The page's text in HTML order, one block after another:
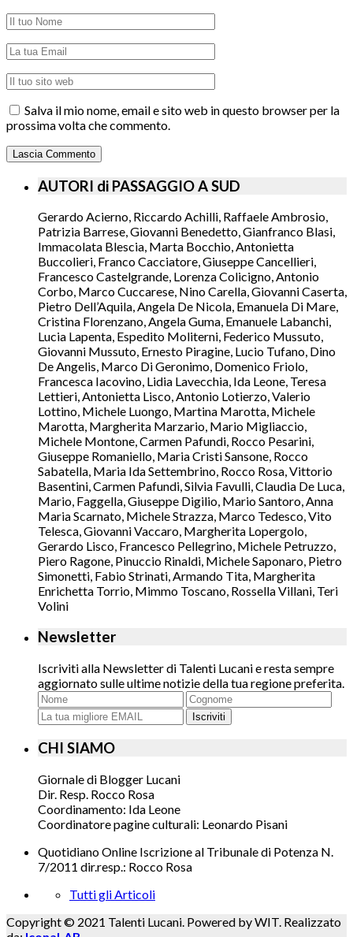
Salva il mio nome, email e sito web in questo browser per la
prossima volta che commento.
AUTORI di PASSAGGIO A SUD
Gerardo Acierno, Riccardo Achilli, Raffaele Ambrosio,
Patrizia Barrese, Giovanni Benedetto, Gianfranco Blasi,
Immacolata Blescia, Marta Bocchio, Antonietta
Buccolieri, Franco Cacciatore, Giuseppe Cancellieri,
Francesco Castelgrande, Lorenza Colicigno, Antonio
Corbo, Marco Cuccarese, Nino Carella, Giovanni Caserta,
Pietro Dell’Aquila, Angela De Nicola, Emanuela Di Mare,
Cristina Florenzano, Angela Guma, Emanuele Labanchi,
Lucia Lapenta, Espedito Moliterni, Federico Mussuto,
Giovanni Mussuto, Ernesto Piragine, Lucio Tufano, Dino
De Angelis, Marco Di Geronimo, Domenico Friolo,
Francesca Iacovino, Lidia Lavecchia, Ida Leone, Teresa
Lettieri, Antonietta Lisco, Antonio Lotierzo, Valerio
Lottino, Michele Luongo, Martina Marotta, Michele
Marotta, Margherita Marzario, Mario Migliaccio,
Michele Montone, Carmen Pafundi, Rocco Pesarini,
Giuseppe Romaniello, Maria Cristi Sansone, Rocco
Sabatella, Maria Ida Settembrino, Rocco Rosa, Vittorio
Basentini, Carmen Pafundi, Silvia Favulli, Claudia De Luca,
Mario, Faggella, Giuseppe Digilio, Mario Santoro, Anna
Maria Scarnato, Michele Strazza, Marco Tedesco, Vito
Telesca, Giovanni Vaccaro, Margherita Lopergolo,
Gerardo Lisco, Francesco Pellegrino, Michele Petruzzo,
Piero Ragone, Pinuccio Rinaldi, Michele Saponaro, Pietro
Simonetti, Fabio Strinati, Armando Tita, Margherita
Enrichetta Torrio, Mimmo Toscano, Rossella Villani, Teri
Volini
Newsletter
Iscriviti alla Newsletter di Talenti Lucani e resta sempre
aggiornato sulle ultime notizie della tua regione preferita.
Iscriviti
CHI SIAMO
Giornale di Blogger Lucani
Dir. Resp. Rocco Rosa
Coordinamento: Ida Leone
Coordinatore pagine culturali: Leonardo Pisani
Quotidiano Online Iscrizione al Tribunale di Potenza N.
7/2011 dir.resp.: Rocco Rosa
Tutti gli Articoli
Copyright © 2021 Talenti Lucani. Powered by WIT. Realizzato